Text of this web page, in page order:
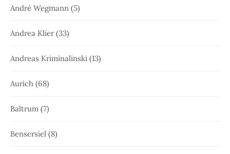
André Wegmann (5)
Andrea Klier(33)
Andreas Kriminalinski (13)
Aurich (68)
Baltrum (7)
Bensersiel (8)